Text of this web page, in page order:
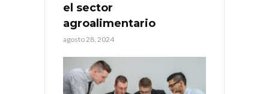
el sector
agroalimentario
agosto 28, 2024